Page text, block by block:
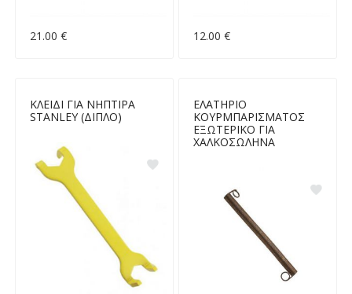
21.00 € 12.00 €
ΚΛΕΙΔΙ ΓΙΑ ΝΗΠΤΙΡΑ
STANLEY (ΔΙΠΛΟ)
ΕΛΑΤΗΡΙΟ
ΚΟΥΡΜΠΑΡΙΣΜΑΤΟΣ
ΕΞΩΤΕΡΙΚΟ ΓΙΑ
ΧΑΛΚΟΣΩΛΗΝΑ